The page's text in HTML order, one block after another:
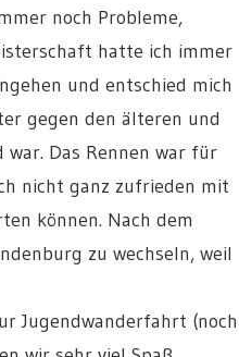
noch Probleme,
hatte ich immer
und entschied mich
gegen den älteren und
Das Rennen war für
nicht ganz zufrieden mit
können. Nach dem
zu wechseln, weil
Jugendwanderfahrt (noch